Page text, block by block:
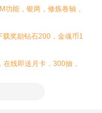
功能，银两，修炼卷轴，
载奖励钻石200，金魂币1
在线即送月卡，300抽，